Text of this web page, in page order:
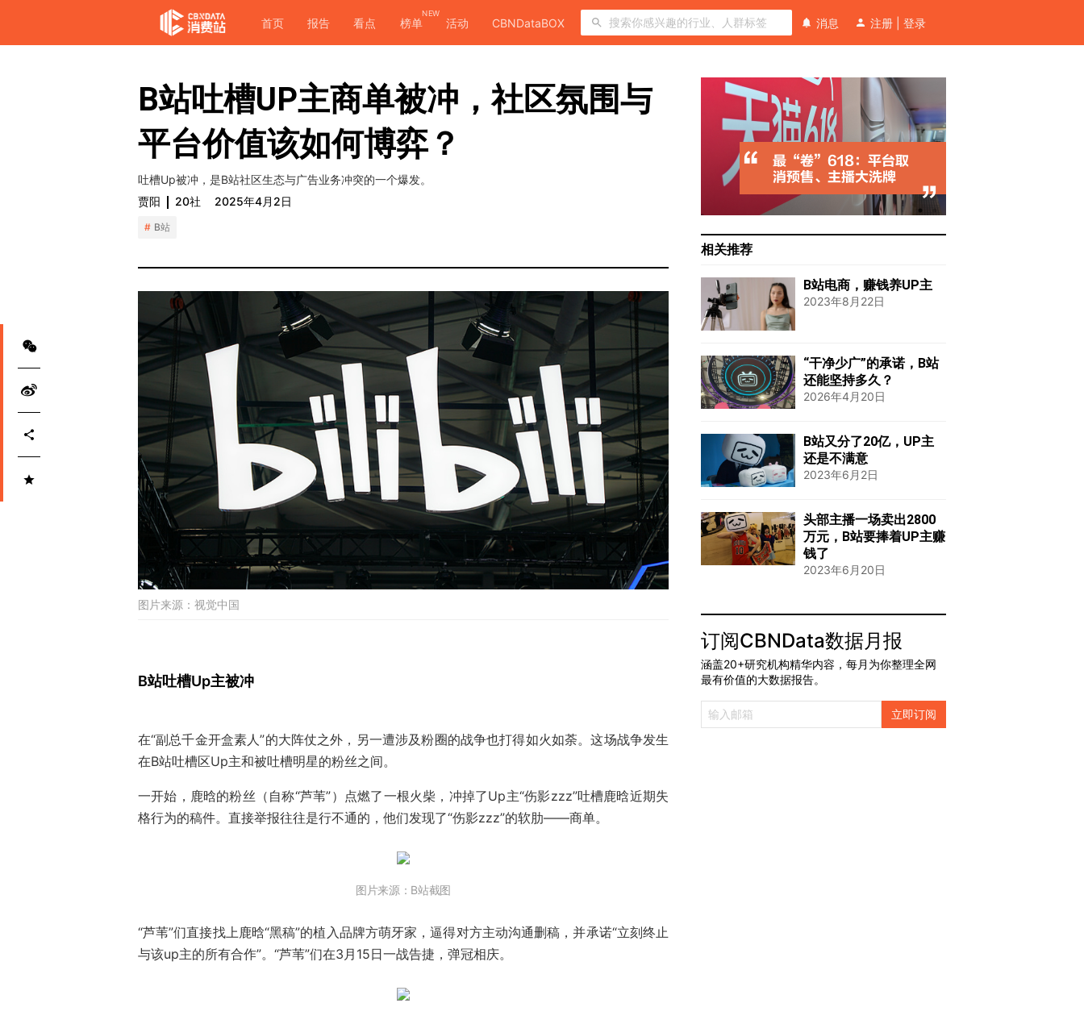
首页 报告 看点 榜单
NEW
活动 CBNDataBOX 消息 注册 登录
B站吐槽UP主商单被冲，社区氛围与
平台价值该如何博弈？
吐槽Up被冲，是B站社区生态与广告业务冲突的一个爆发。
贾阳
20社 2025年4月2日
B站
图片来源： 视觉中国
B站吐槽Up主被冲
在“副总千金开盒素人”的大阵仗之外，另一遭涉及粉圈的战争也打得如火如荼。这场战争发生
在B站吐槽区Up主和被吐槽明星的粉丝之间。
一开始，鹿晗的粉丝（自称“芦苇”）点燃了一根火柴，冲掉了Up主“伤影zzz”吐槽鹿晗近期失
格行为的稿件。直接举报往往是行不通的，他们发现了“伤影zzz”的软肋——商单。
图片来源：B站截图
“芦苇”们直接找上鹿晗“黑稿”的植入品牌方萌牙家，逼得对方主动沟通删稿，并承诺“立刻终止
与该up主的所有合作”。“芦苇”们在3月15日一战告捷，弹冠相庆。
相关推荐
B站电商，赚钱养UP主
2023年8月22日
“干净少广”的承诺，B站
还能坚持多久？
2026年4月20日
B站又分了20亿，UP主
还是不满意
2023年6月2日
头部主播一场卖出2800
万元，B站要捧着UP主赚
钱了
2023年6月20日
订阅CBNData数据月报
涵盖20+研究机构精华内容，每月为你整理全网
最有价值的大数据报告。
立即订阅